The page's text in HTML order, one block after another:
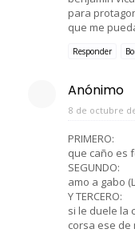
para
que me
Responder
Anónimo
8 de octubre de
PRIMERO:
que caño es
SEGUNDO:
amo a gabo
Y TERCERO:
si le duele la
corsa ese de